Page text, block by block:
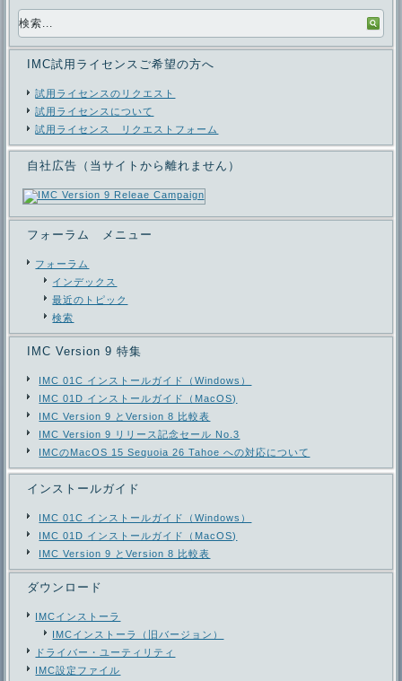
IMC試用ライセンスご希望の方へ
試用ライセンスのリクエスト
試用ライセンスについて
試用ライセンス リクエストフォーム
自社広告（当サイトから離れません）
フォーラム メニュー
フォーラム
インデックス
最近のトピック
検索
IMC Version 9 特集
IMC 01C インストールガイド（Windows）
IMC 01D インストールガイド（MacOS)
IMC Version 9 とVersion 8 比較表
IMC Version 9 リリース記念セール No.3
IMCのMacOS 15 Sequoia 26 Tahoe への対応について
インストールガイド
IMC 01C インストールガイド（Windows）
IMC 01D インストールガイド（MacOS)
IMC Version 9 とVersion 8 比較表
ダウンロード
IMCインストーラ
IMCインストーラ（旧バージョン）
ドライバー・ユーティリティ
IMC設定ファイル